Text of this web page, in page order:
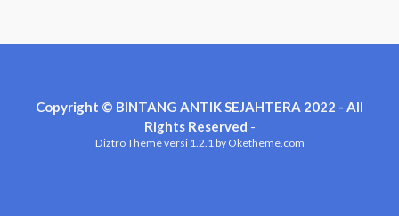
Copyright © BINTANG ANTIK SEJAHTERA 2022 - All
Rights Reserved -
Diztro Themeversi 1.2.1 by Oketheme.com